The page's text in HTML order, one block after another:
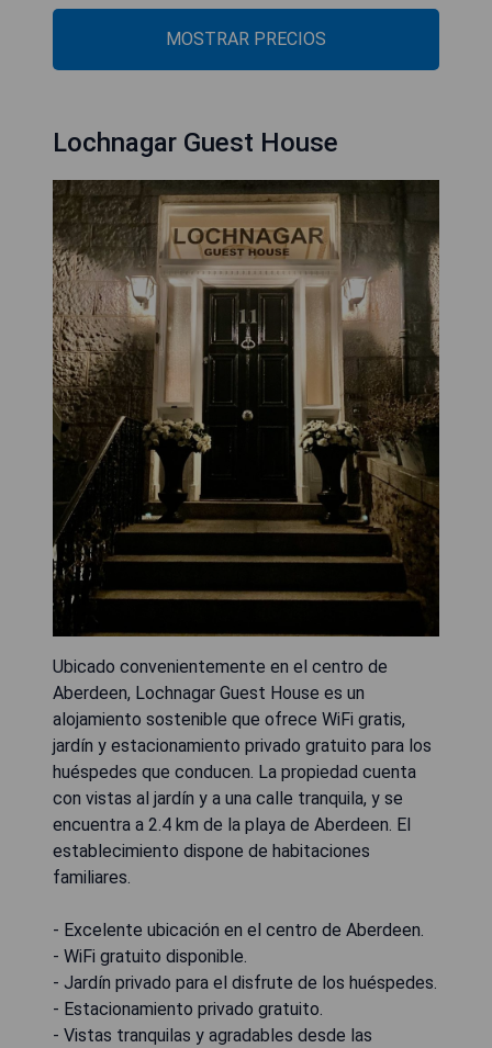
MOSTRAR PRECIOS
Lochnagar Guest House
Ubicado convenientemente en el centro de
Aberdeen, Lochnagar Guest House es un
alojamiento sostenible que ofrece WiFi gratis,
jardín y estacionamiento privado gratuito para los
huéspedes que conducen. La propiedad cuenta
con vistas al jardín y a una calle tranquila, y se
encuentra a 2.4 km de la playa de Aberdeen. El
establecimiento dispone de habitaciones
familiares.
- Excelente ubicación en el centro de Aberdeen.
- WiFi gratuito disponible.
- Jardín privado para el disfrute de los huéspedes.
- Estacionamiento privado gratuito.
- Vistas tranquilas y agradables desde las